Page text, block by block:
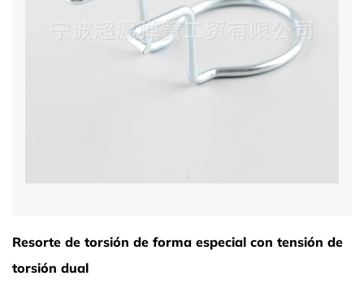
Resorte de torsión de forma especial con tensión de
torsión dual